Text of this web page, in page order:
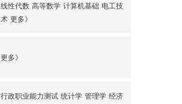
线性代数 高等数学 计算机基础 电工技
术 更多》
更多》
行政职业能力测试 统计学 管理学 经济